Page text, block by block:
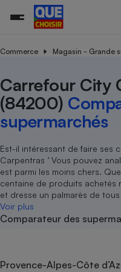
Commerce Magasin - Grande
Carrefour City
(84200)
supermarchés
Est-il intéressant de faire ses
Carpentras ’ Vous pouvez
est parmi les moins chers.
centaine de produits achetés
et dresse un palmarès de tous
Voir plus
Comparateur des
Provence-Alpes-Côte
Toutes les actualités
Enquêtes
Guides d'achat
Conseils
Brèves
Tous les services
Soumettre un litige
Lettres types
Rencontrer une
Tous nos combats
Nos actions
Nos grandes victoires
Les billets de la
Nos associations
Nous rejoindre
En savoir plus sur Que
nous ?
L’association
Nos missions
Notre méthodologie
Notre financement
Nos partenaires
Nous rejoindre